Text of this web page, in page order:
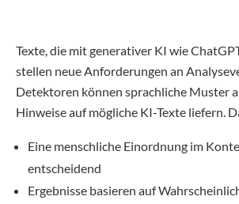
Texte, die mit generativer KI wie
stellen neue Anforderungen an
Detektoren können sprachliche Muster
Hinweise auf mögliche KI-Texte liefern.
Eine menschliche Einordnung im
entscheidend
Ergebnisse basieren auf